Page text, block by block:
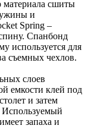
материала сшиты
и
Spring –
Спанбонд
используется для
съемных чехлов.
слоев
емкости клей под
и затем
Используемый
запаха и